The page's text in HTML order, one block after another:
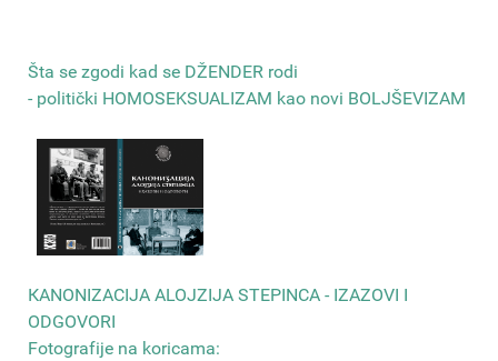
Šta se zgodi kad se DŽENDER rodi
- politički HOMOSEKSUALIZAM kao novi BOLJŠEVIZAM
КANONIZACIJA ALOJZIJA STEPINCA - IZAZOVI I
ODGOVORI
Fotografije na koricama: